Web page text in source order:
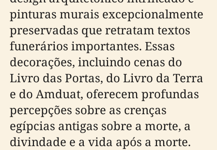
pinturas murais excepcionalmente
preservadas que retratam textos
funerários importantes. Essas
decorações, incluindo cenas do
Livro das Portas, do Livro da Terra
e do Amduat, oferecem profundas
percepções sobre as crenças
egípcias antigas sobre a morte, a
divindade e a vida após a morte.